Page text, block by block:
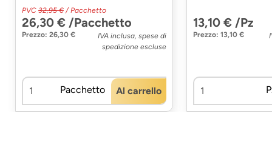
PVC 32,95 € / Pacchetto
26,30 € /Pacchetto
Prezzo: 26,30 €
IVA inclusa, spese di
spedizione escluse
Pacchetto Al carrello
13,10 € /Pz
Prezzo: 13,10 €